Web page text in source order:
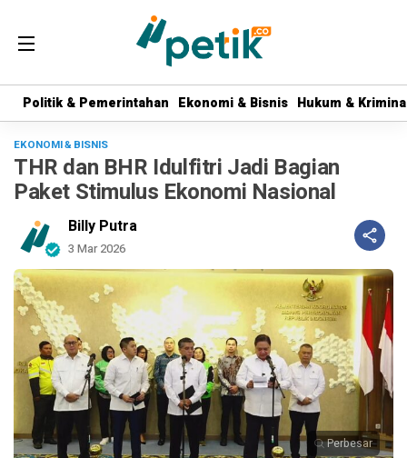
Politik & Pemerintahan Ekonomi & Bisnis Hukum &
Politik & Pemerintahan Ekonomi & Bisnis Hukum &
EKONOMI & BISNIS
THR dan BHR Idulfitri Jadi Bagian
Paket Stimulus Ekonomi Nasional
Billy Putra
3 Mar 2026
Perbesar